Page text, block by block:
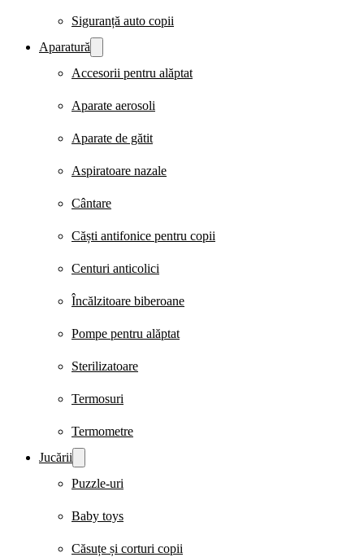
Siguranță auto copii
Aparatură
Accesorii pentru alăptat
Aparate aerosoli
Aparate de gătit
Aspiratoare nazale
Cântare
Căști antifonice pentru copii
Centuri anticolici
Încălzitoare biberoane
Pompe pentru alăptat
Sterilizatoare
Termosuri
Termometre
Jucării
Puzzle-uri
Baby toys
Căsuțe și corturi copii